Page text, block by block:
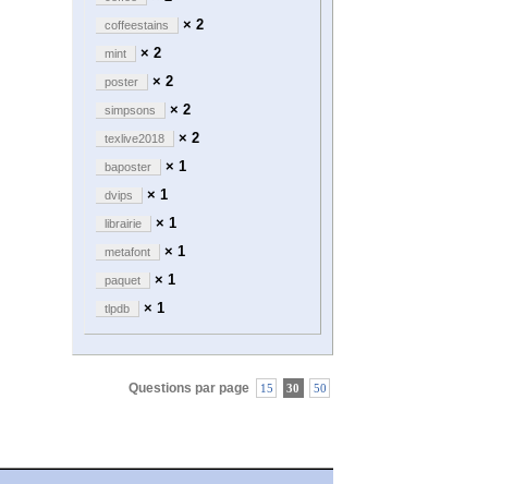
coffeestains × 2
mint × 2
poster × 2
simpsons × 2
texlive2018 × 2
baposter × 1
dvips × 1
librairie × 1
metafont × 1
paquet × 1
tlpdb × 1
Questions par page 15 30 50